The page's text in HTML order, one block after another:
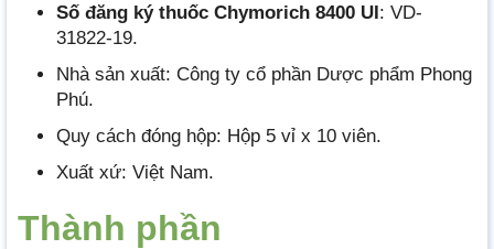
Số đăng ký thuốc Chymorich 8400 UI: VD-
31822-19.
Nhà sản xuất: Công ty cổ phần Dược phẩm Phong
Phú.
Quy cách đóng hộp: Hộp 5 vỉ x 10 viên.
Xuất xứ: Việt Nam.
Thành phần